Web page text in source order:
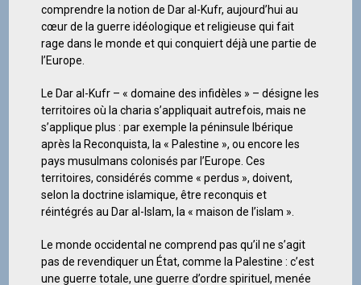
comprendre la notion de Dar al-Kufr, aujourd’hui au
cœur de la guerre idéologique et religieuse qui fait
rage dans le monde et qui conquiert déjà une partie de
l’Europe.
Le Dar al-Kufr – « domaine des infidèles » – désigne les
territoires où la charia s’appliquait autrefois, mais ne
s’applique plus : par exemple la péninsule Ibérique
après la Reconquista, la « Palestine », ou encore les
pays musulmans colonisés par l’Europe. Ces
territoires, considérés comme « perdus », doivent,
selon la doctrine islamique, être reconquis et
réintégrés au Dar al-Islam, la « maison de l’islam ».
Le monde occidental ne comprend pas qu’il ne s’agit
pas de revendiquer un État, comme la Palestine : c’est
une guerre totale, une guerre d’ordre spirituel, menée